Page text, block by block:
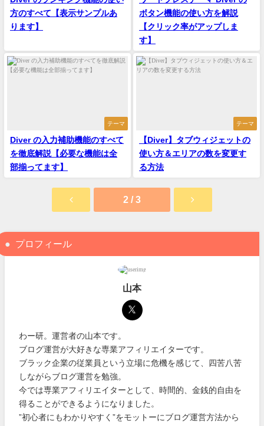
方のすべて【表示サンプルあ
ります】
ボタン機能の使い方を解説
【クリック率がアップしま
す】
テーマ
Diver の入力補助機能のすべて
を徹底解説【必要な機能は全
部揃ってます】
テーマ
【Diver】タブウィジェットの
使い方＆エリアの数を変更す
る方法
2 / 3
プロフィール
山本
わー研。運営者の山本です。
ブログ運営が大好きな専業アフィリエイターです。
ブラック企業の従業員という立場に危機を感じて、四苦八苦
しながらブログ運営を勉強。
今では専業アフィリエイターとして、時間的、金銭的自由を
得ることができるようになりました。
”初心者にもわかりやすく”をモットーにブログ運営方法から